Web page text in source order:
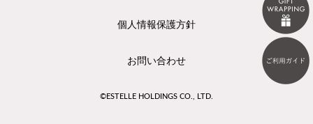
個人情報保護方針
お問い合わせ
©ESTELLE HOLDINGS CO., LTD.